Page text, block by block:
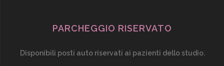
PARCHEGGIO RISERVATO
Disponibili posti auto riservati ai pazienti dello studio.